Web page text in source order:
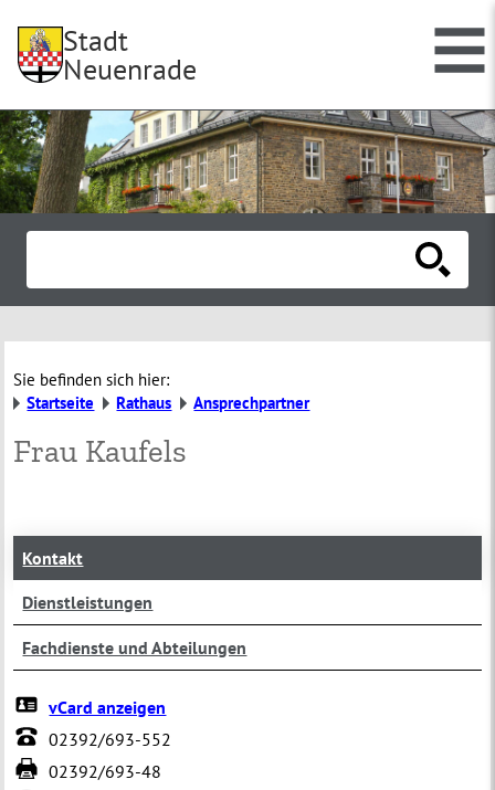
Stadt
Neuenrade
Sie befinden sich hier:
Startseite
Rathaus Ansprechpartner
Frau Kaufels
Kontakt
Dienstleistungen
Fachdienste und Abteilungen
vCard anzeigen
02392/693-552
02392/693-48